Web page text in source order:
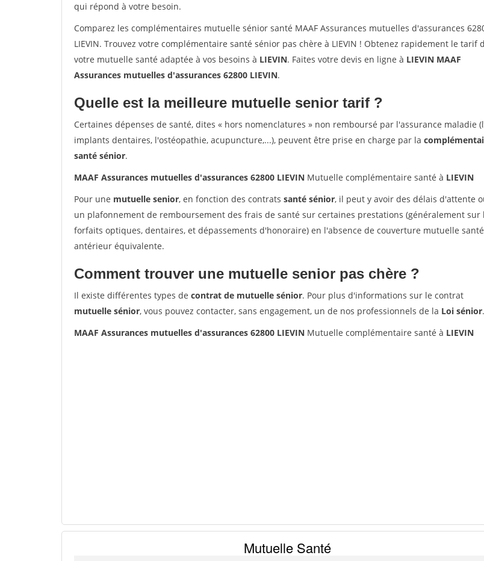
qui répond à votre besoin.
Comparez les complémentaires mutuelle sénior santé MAAF Assurances mutuelles d'assurances
LIEVIN. Trouvez votre complémentaire santé sénior pas chère à LIEVIN ! Obtenez rapidement le tarif
votre mutuelle santé adaptée à vos besoins à LIEVIN. Faites votre devis en ligne à LIEVIN MAAF
Assurances mutuelles d'assurances 62800 LIEVIN.
Quelle est la meilleure mutuelle senior tarif ?
Certaines dépenses de santé, dites « hors nomenclatures » non remboursé par l'assurance maladie
implants dentaires, l'ostéopathie, acupuncture,...), peuvent être prise en charge par la
santé sénior.
MAAF Assurances mutuelles d'assurances 62800 LIEVIN Mutuelle complémentaire santé à LIEVIN
Pour une mutuelle senior, en fonction des contrats santé sénior, il peut y avoir des délais d'attente
un plafonnement de remboursement des frais de santé sur certaines prestations (généralement sur
forfaits optiques, dentaires, et dépassements d'honoraire) en l'absence de couverture mutuelle santé
antérieur équivalente.
Comment trouver une mutuelle senior pas chère ?
Il existe différentes types de contrat de mutuelle sénior. Pour plus d'informations sur le contrat
mutuelle sénior, vous pouvez contacter, sans engagement, un de nos professionnels de la Loi sénior.
MAAF Assurances mutuelles d'assurances 62800 LIEVIN Mutuelle complémentaire santé à LIEVIN